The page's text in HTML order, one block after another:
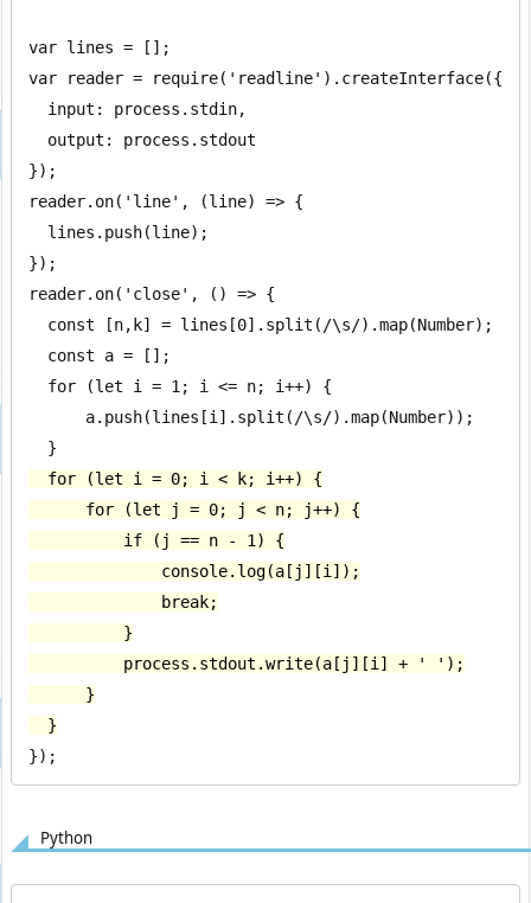
var lines = [];
var reader = require('readline').createInterface({
});
reader.on('line', (line) => {
});
reader.on('close', () => {
  }
});
Python